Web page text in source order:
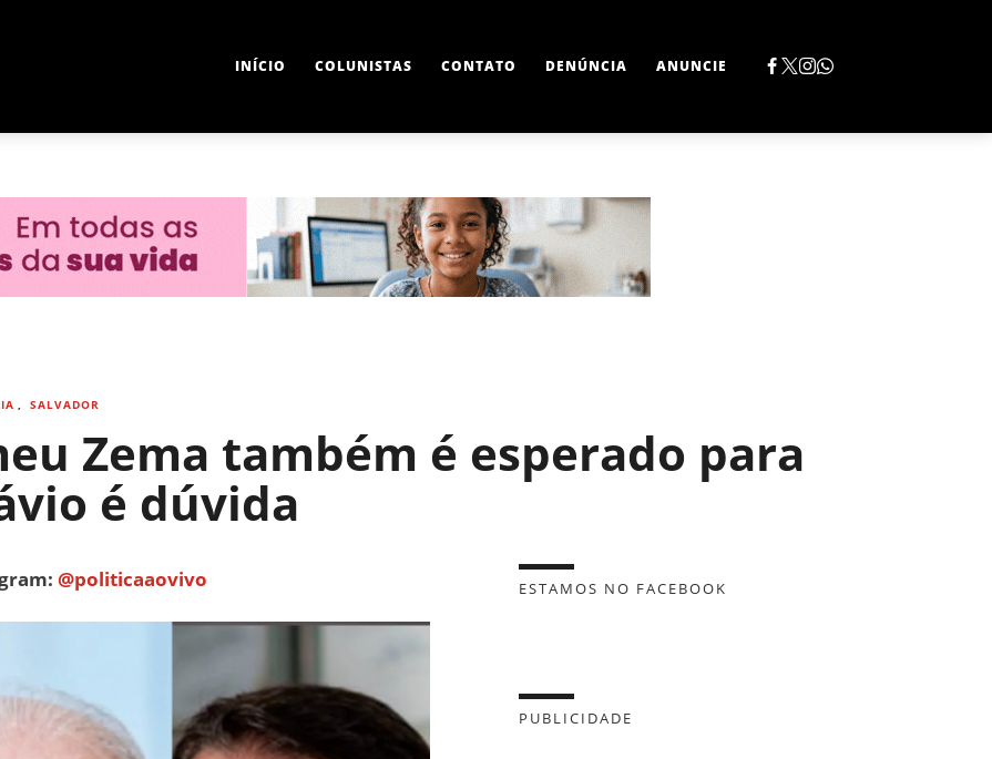
INÍCIO COLUNISTAS CONTATO DENÚNCIA ANUNCIE
, SALVADOR
Zema também é esperado para
é dúvida
@politicaaovivo ESTAMOS NO FACEBOOK
PUBLICIDADE